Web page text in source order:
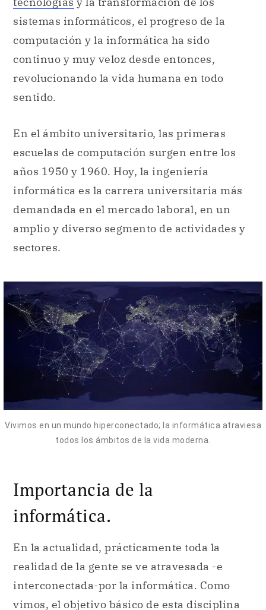
revolucionando la vida humana en todo
sentido.
En el ámbito universitario, las primeras
escuelas de computación surgen entre los
años 1950 y 1960. Hoy, la ingeniería
demandada en el mercado laboral, en un
amplio y diverso segmento de actividades y
sectores.
Vivimos en un mundo hiperconectado; la informática atraviesa
todos los ámbitos de la vida moderna.
Importancia de la
informática.
realidad de la gente se ve atravesada -e
interconectada-por la informática. Como
es el almacenamiento, recuperación y
procesamiento de la información. Este
objetivo puede aplicarse de las más diversas